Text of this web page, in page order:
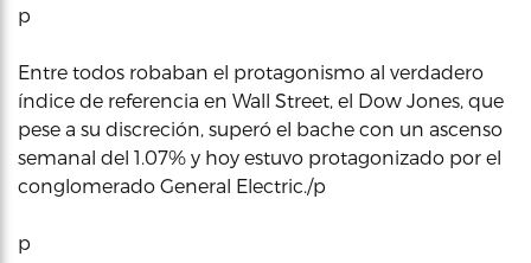
p
Entre todos robaban el protagonismo al verdadero
índice de referencia en Wall Street, el Dow Jones, que
pese a su discreción, superó el bache con un ascenso
semanal del 1.07% y hoy estuvo protagonizado por el
conglomerado General Electric./p
p